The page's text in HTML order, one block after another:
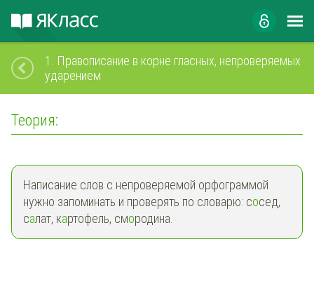
1.
Правописание в корне гласных, непроверяемых
ударением
Теория:
Написание слов с непроверяемой орфограммой
нужно запоминать и проверять по словарю: сосед,
салат, картофель, смородина.